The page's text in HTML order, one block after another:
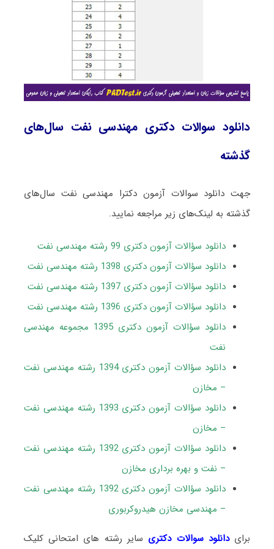
دانلود سوالات دکتری مهندسی نفت سال‌های
گذشته
جهت دانلود سوالات آزمون دکترا مهندسی نفت سال‌های
گذشته به لینک‌های زیر مراجعه نمایید.
دانلود سؤالات آزمون دکتری 99 رشته مهندسی نفت
دانلود سؤالات آزمون دکتری 1398 رشته مهندسی نفت
دانلود سؤالات آزمون دکتری 1397 رشته مهندسی نفت
دانلود سؤالات آزمون دکتری 1396 رشته مهندسی نفت
دانلود سؤالات آزمون دکتری 1395 مجموعه مهندسی
نفت
دانلود سؤالات آزمون دکتری 1394 رشته مهندسی نفت
– مخازن
دانلود سؤالات آزمون دکتری 1393 رشته مهندسی نفت
– مخازن
دانلود سؤالات آزمون دکتری 1392 رشته مهندسی نفت
– نفت و بهره برداری مخازن
دانلود سؤالات آزمون دکتری 1392 رشته مهندسی نفت
– مهندسی مخازن هیدروکربوری
برایدانلود سوالات دکتری سایر رشته های امتحانی کلیک